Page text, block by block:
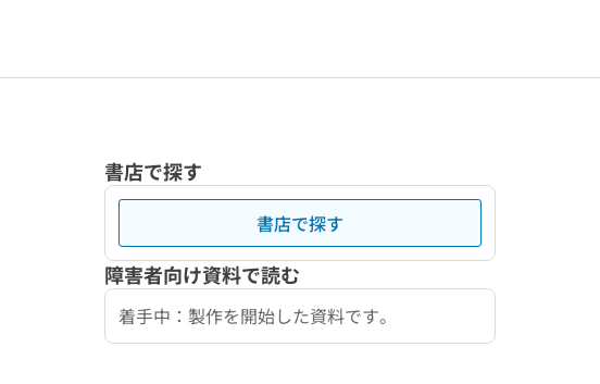
書店で探す
書店で探す
障害者向け資料で読む
着手中：製作を開始した資料です。